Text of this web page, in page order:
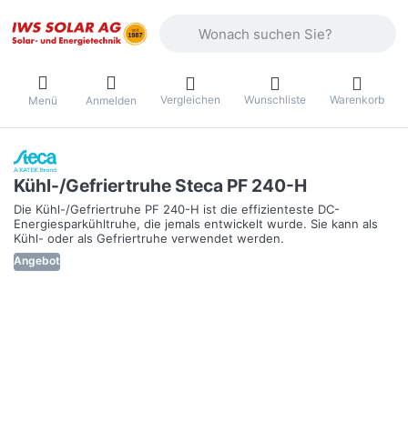
Menü Anmelden Vergleichen Wunschliste Warenkorb
Kühl-/Gefriertruhe Steca PF 240-H
Die Kühl-/Gefriertruhe PF 240-H ist die effizienteste DC-
Energiesparkühltruhe, die jemals entwickelt wurde. Sie kann als
Kühl- oder als Gefriertruhe verwendet werden.
Angebot